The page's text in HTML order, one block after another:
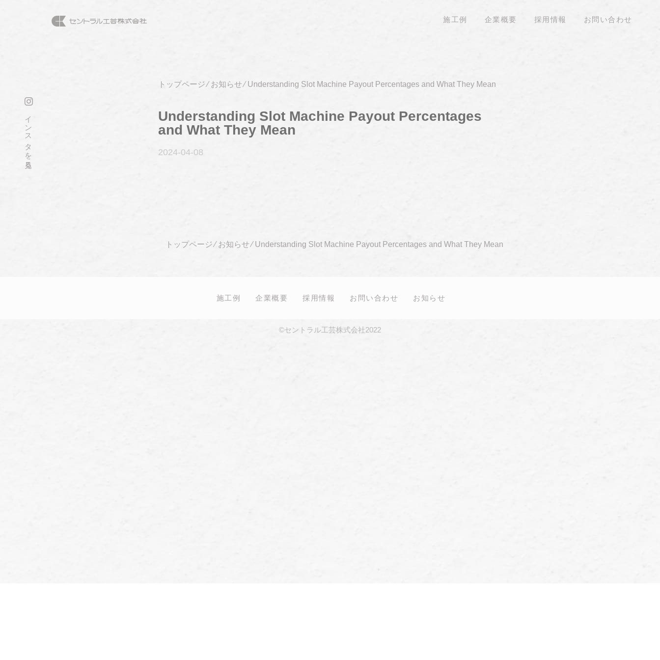
施工例 企業概要 採用情報 お問い合わせ
インスタを見る
トップページ⁄ お知らせ⁄Understanding Slot Machine Payout Percentages and What They Mean
Understanding Slot Machine Payout Percentages
and What They Mean
2024-04-08
トップページ⁄お知らせ⁄Understanding Slot Machine Payout Percentages and What They Mean
施工例 企業概要 採用情報 お問い合わせ お知らせ
©セントラル工芸株式会社2022